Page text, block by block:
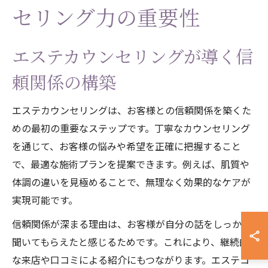
セリング力の重要性
エステカウンセリングが導く信
頼関係の構築
エステカウンセリングは、お客様との信頼関係を築くた
めの最初の重要なステップです。丁寧なカウンセリング
を通じて、お客様の悩みや希望を正確に把握すること
で、最適な施術プランを提案できます。例えば、肌質や
体調の違いを見極めることで、無理なく効果的なケアが
実現可能です。
信頼関係が深まる理由は、お客様が自分の話をしっかり
聞いてもらえたと感じるためです。これにより、継続的
な来店や口コミによる紹介にもつながります。エステコ